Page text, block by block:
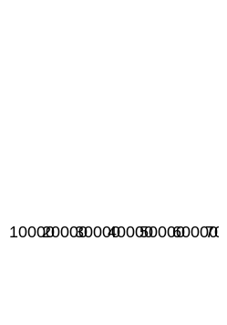
100002000030000400005000060000